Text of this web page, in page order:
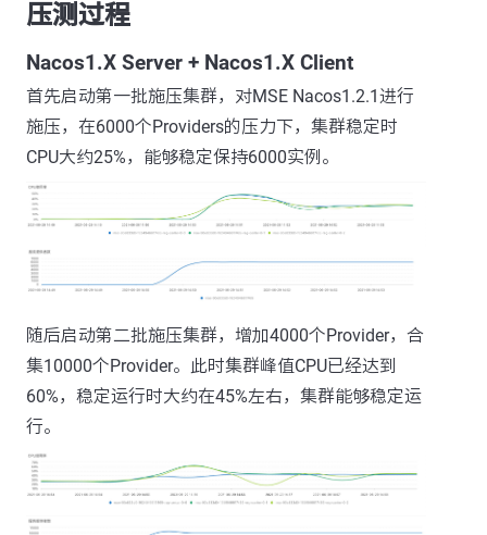
压测过程
Nacos1.X Server + Nacos1.X Client
首先启动第一批施压集群，对MSE Nacos1.2.1进行
施压，在6000个Providers的压力下，集群稳定时
CPU大约25%，能够稳定保持6000实例。
随后启动第二批施压集群，增加4000个Provider，合
集10000个Provider。此时集群峰值CPU已经达到
60%，稳定运行时大约在45%左右，集群能够稳定运
行。